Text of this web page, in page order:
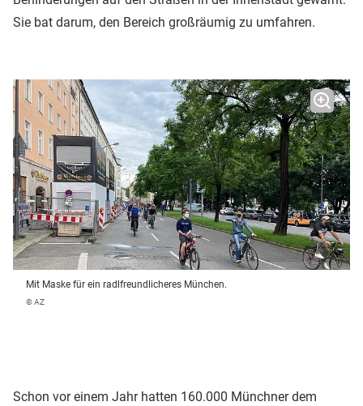
Sie bat darum, den Bereich großräumig zu umfahren.
Mit Maske für ein radlfreundlicheres München.
© AZ
Schon vor einem Jahr hatten 160.000 Münchner dem